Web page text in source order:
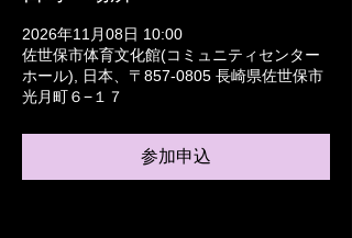
2026年11月08日 10:00
佐世保市体育文化館(コミュニティセンター
ホール), 日本、〒857-0805 長崎県佐世保市
光月町６−１７
参加申込